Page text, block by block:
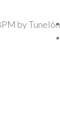
by Tunelón